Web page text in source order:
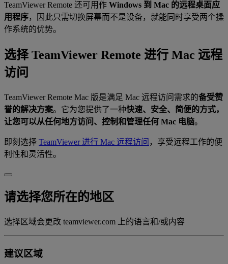
TeamViewer Remote 还可用作 Windows 到 Mac 的远程桌面应
用程序，因此只需切换屏幕而不是设备，就能同时享受两个操
作系统的优势。
选择 TeamViewer Remote 进行 Mac 远程
访问
TeamViewer Remote Mac 版是满足 Mac 远程访问需求的备受赞
誉的解决方案。它为您提供了一种快速、安全、简便的方式，
让您可以从任何地方访问、控制和管理任何 Mac 电脑。
即刻选择 TeamViewer 进行 Mac 远程访问 ，享受远程工作的便
利性和灵活性。
请选择您所在的地区
选择区域会更改 teamviewer.com 上的语言和/或内容
建议区域